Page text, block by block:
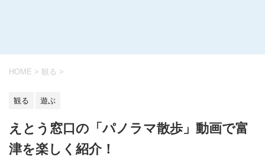
HOME > 観る >
観る 遊ぶ
えとう窓口の「パノラマ散歩」動画で富
津を楽しく紹介！